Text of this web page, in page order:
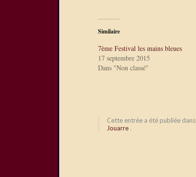
Similaire
7ème Festival les mains bleues
17 septembre 2015
Dans "Non classé"
Cette entrée a été publiée dans
Jouarre .